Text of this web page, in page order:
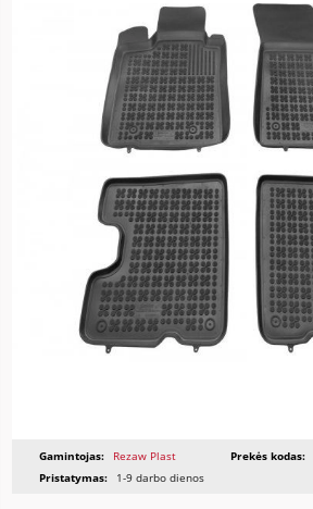
Gamintojas: Rezaw Plast Prekės kodas:
Pristatymas:
1-9 darbo dienos